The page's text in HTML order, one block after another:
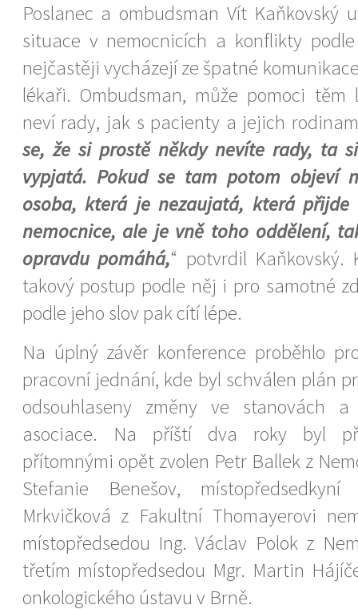
Poslanec a ombudsman Vít Kaňkovský
situace v nemocnicích a konflikty
nejčastěji vycházejí ze špatné
lékaři. Ombudsman, může pomoci těm
neví rady, jak s pacienty a jejich
se, že si prostě někdy nevíte rady, ta
vypjatá. Pokud se tam potom objeví
osoba, která je nezaujatá, která
nemocnice, ale je vně toho oddělení,
opravdu pomáhá,“ potvrdil Kaňkovský.
takový postup podle něj i pro samotné
podle jeho slov pak cítí lépe.
Na úplný závěr konference proběhlo
pracovní jednání, kde byl schválen plán
odsouhlaseny změny ve stanovách
asociace. Na příští dva roky byl
přítomnými opět zvolen Petr Ballek z
Stefanie Benešov,
Mrkvičková z Fakultní Thomayerovi
místopředsedou Ing. Václav Polok z
třetím místopředsedou Mgr. Martin
onkologického ústavu v Brně.